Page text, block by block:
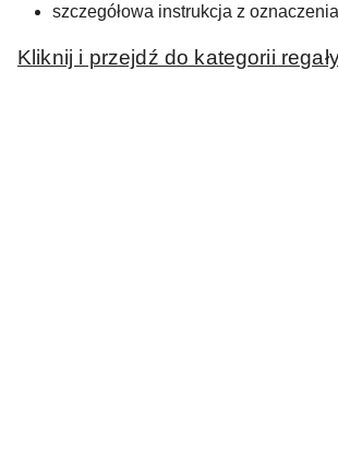
szczegółowa instrukcja z
Kliknij i przejdź do kategorii